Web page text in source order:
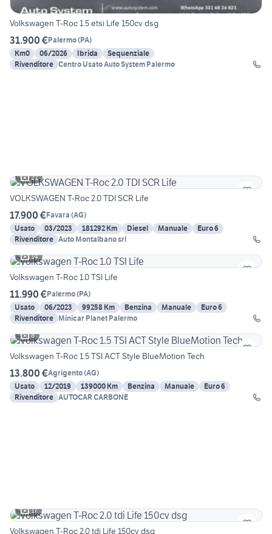
Volkswagen T-Roc 1.5 etsi Life 150cv dsg
31.900 €Palermo(PA)
Km0
06/2026 Ibrida
Sequenziale
Rivenditore Centro Usato Auto System Palermo
21
VOLKSWAGEN T-Roc 2.0 TDI SCR Life
17.900 €Favara (AG)
Usato
03/2023 181292 Km Diesel Manuale
Euro 6
Rivenditore Auto Montalbano srl
14
Volkswagen T-Roc 1.0 TSI Life
11.990 €Palermo(PA)
Usato
06/2023 99258 Km Benzina Manuale
Euro 6
Rivenditore Minicar Planet Palermo
8
Volkswagen T-Roc 1.5 TSI ACT Style BlueMotion Tech
13.800 €Agrigento(AG)
Usato
12/2019 139000 Km Benzina Manuale
Euro 6
Rivenditore AUTOCAR CARBONE
17
Volkswagen T-Roc 2.0 tdi Life 150cv dsg